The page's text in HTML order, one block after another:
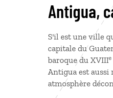
Antigua,
S'il est une ville
capitale du
baroque du XVIIIe
Antigua est
atmosphère